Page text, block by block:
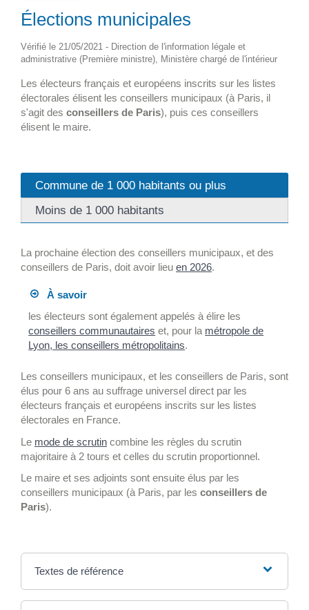
Élections municipales
Vérifié le 21/05/2021 - Direction de l'information légale et
administrative (Première ministre), Ministère chargé de l'intérieur
Les électeurs français et européens inscrits sur les listes
électorales élisent les conseillers municipaux (à Paris, il
s'agit des conseillers de Paris), puis ces conseillers
élisent le maire.
Commune de 1 000 habitants ou plus
Moins de 1 000 habitants
La prochaine élection des conseillers municipaux, et des
conseillers de Paris, doit avoir lieu en 2026.
À savoir
les électeurs sont également appelés à élire les
conseillers communautaires et, pour la métropole de
Lyon, les conseillers métropolitains.
Les conseillers municipaux, et les conseillers de Paris, sont
élus pour 6 ans au suffrage universel direct par les
électeurs français et européens inscrits sur les listes
électorales en France.
Le mode de scrutin combine les règles du scrutin
majoritaire à 2 tours et celles du scrutin proportionnel.
Le maire et ses adjoints sont ensuite élus par les
conseillers municipaux (à Paris, par les conseillers de
Paris).
Textes de référence